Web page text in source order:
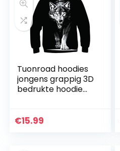
Tuonroad hoodies
jongens grappig 3D
bedrukte hoodie
sweatshirt met
€15.99